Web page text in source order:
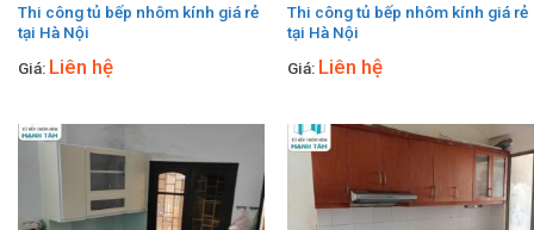
Thi công tủ bếp nhôm kính giá rẻ
tại Hà Nội
Giá: Liên hệ
Thi công tủ bếp nhôm kính giá rẻ
tại Hà Nội
Giá: Liên hệ